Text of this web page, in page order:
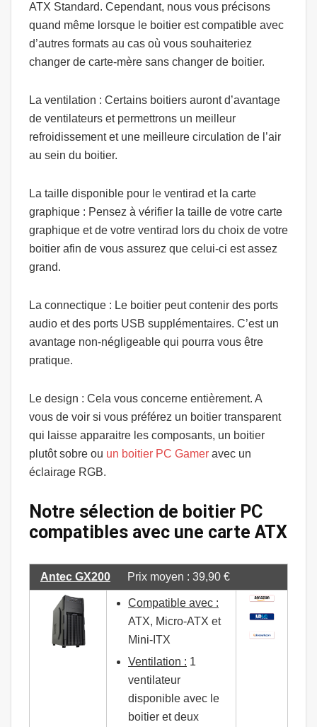
ATX Standard. Cependant, nous vous précisons
quand même lorsque le boitier est compatible avec
d’autres formats au cas où vous souhaiteriez
changer de carte-mère sans changer de boitier.
La ventilation : Certains boitiers auront d’avantage
de ventilateurs et permettrons un meilleur
refroidissement et une meilleure circulation de l’air
au sein du boitier.
La taille disponible pour le ventirad et la carte
graphique : Pensez à vérifier la taille de votre carte
graphique et de votre ventirad lors du choix de votre
boitier afin de vous assurez que celui-ci est assez
grand.
La connectique : Le boitier peut contenir des ports
audio et des ports USB supplémentaires. C’est un
avantage non-négligeable qui pourra vous être
pratique.
Le design : Cela vous concerne entièrement. A
vous de voir si vous préférez un boitier transparent
qui laisse apparaitre les composants, un boitier
plutôt sobre ou un boitier PC Gamer avec un
éclairage RGB.
Notre sélection de boitier PC
compatibles avec une carte ATX
Antec GX200 Prix moyen : 39,90 €
Compatible avec :
ATX, Micro-ATX et
Mini-ITX
Ventilation : 1
ventilateur
disponible avec le
boitier et deux